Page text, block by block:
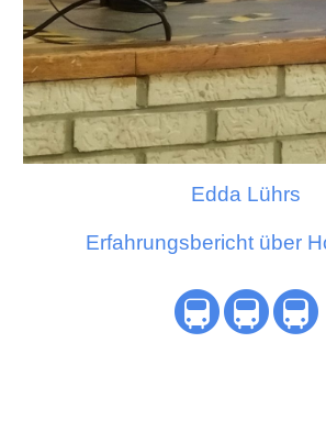
Edda Lührs
Erfahrungsbericht über
🚇🚇🚇